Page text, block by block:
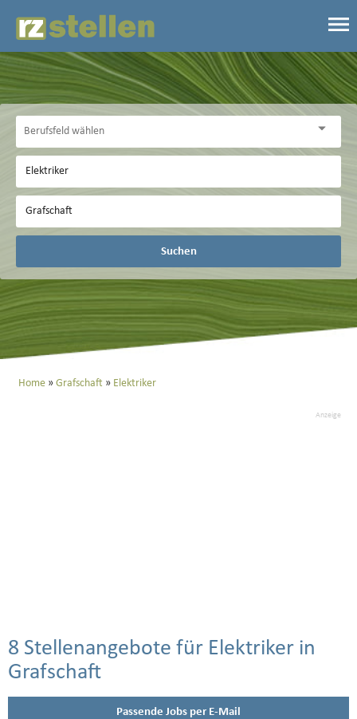
Suchen
Home Grafschaft Elektriker
Anzeige
8 Stellenangebote für Elektriker in
Grafschaft
Passende Jobs per E-Mail